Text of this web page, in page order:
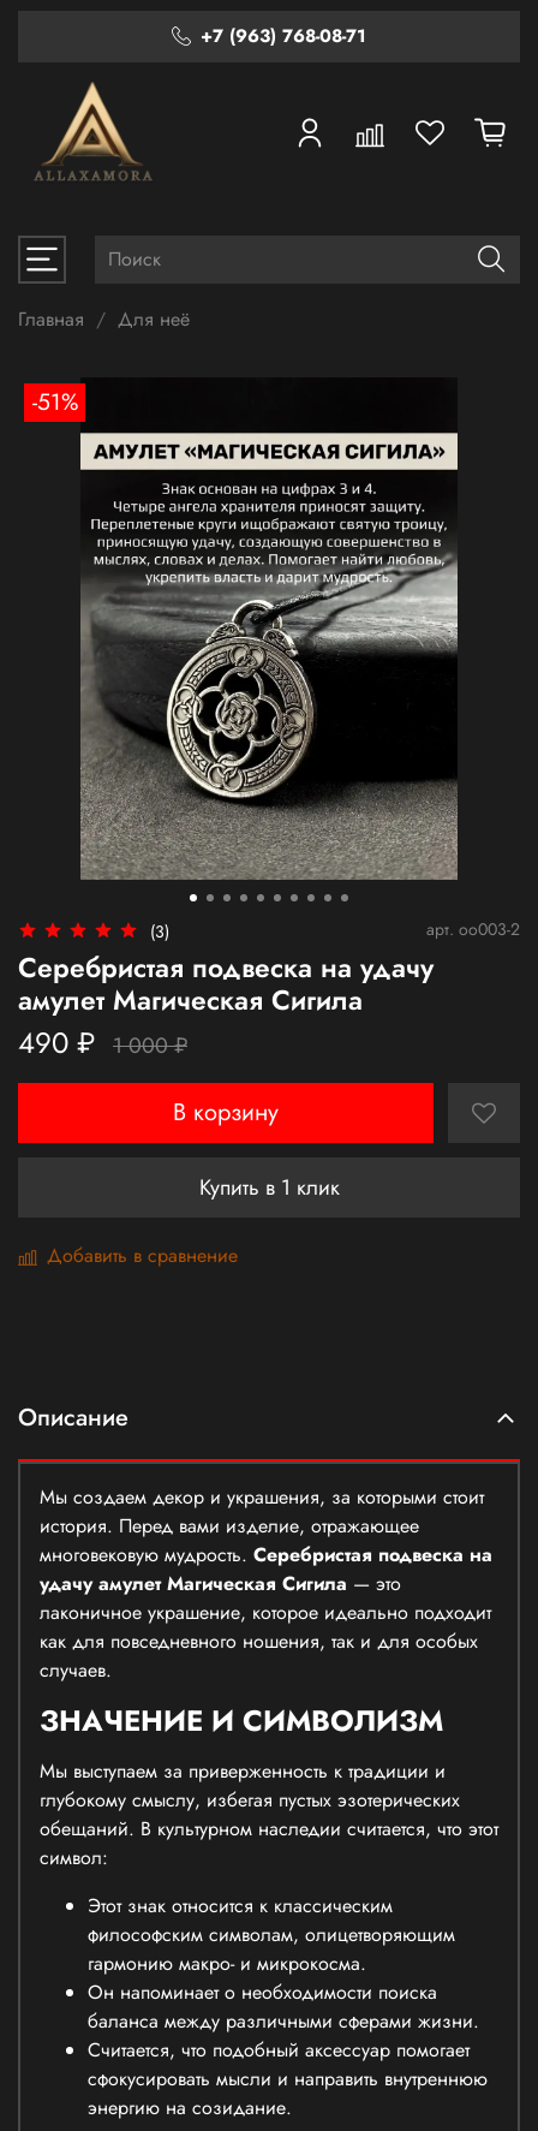
+7 (963) 768-08-71
Главная Для неё
-51%
(3) арт. oo003-2
Серебристая подвеска на удачу
амулет Магическая Сигила
490 ₽ 1 000 ₽
В корзину
Купить в 1 клик
Добавить в сравнение
Описание
Мы создаем декор и украшения, за которыми стоит
история. Перед вами изделие, отражающее
многовековую мудрость. Серебристая подвеска на
удачу амулет Магическая Сигила — это
лаконичное украшение, которое идеально подходит
как для повседневного ношения, так и для особых
случаев.
ЗНАЧЕНИЕ И СИМВОЛИЗМ
Мы выступаем за приверженность к традиции и
глубокому смыслу, избегая пустых эзотерических
обещаний. В культурном наследии считается, что этот
символ:
Этот знак относится к классическим
философским символам, олицетворяющим
гармонию макро- и микрокосма.
Он напоминает о необходимости поиска
баланса между различными сферами жизни.
Считается, что подобный аксессуар помогает
сфокусировать мысли и направить внутреннюю
энергию на созидание.